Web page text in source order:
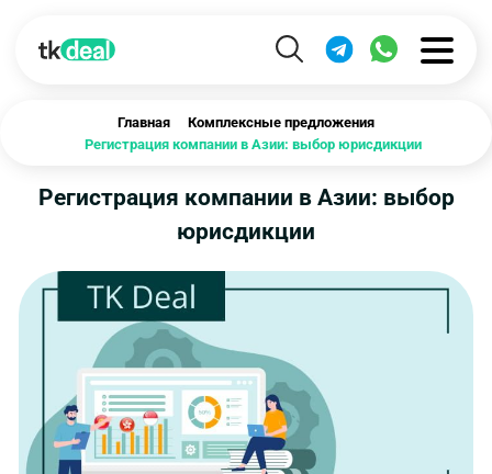
Главная
Комплексные предложения
Регистрация компании в Азии: выбор юрисдикции
Регистрация компании в Азии: выбор
юрисдикции